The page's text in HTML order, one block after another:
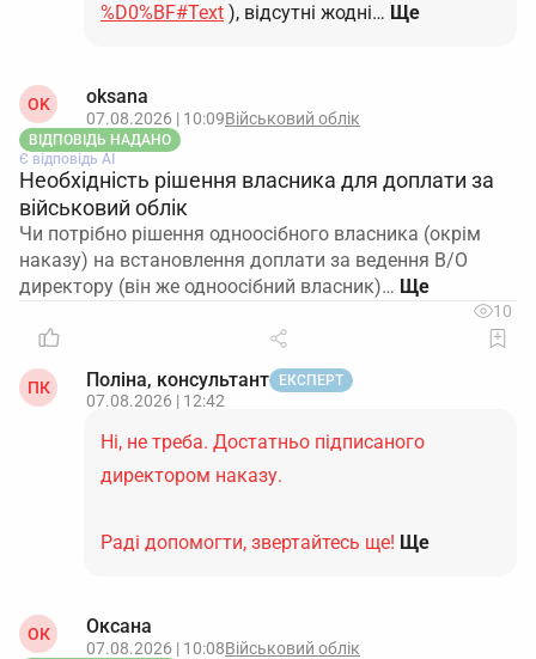
%D0%BF#Text ), відсутні жодні… Ще
OK oksana
07.08.2026 | 10:09Військовий облік
ВІДПОВІДЬ НАДАНО
Є відповідь АІ
Необхідність рішення власника для доплати за
військовий облік
Чи потрібно рішення одноосібного власника (окрім
наказу) на встановлення доплати за ведення В/О
директору (він же одноосібний власник)…
10
ПК Поліна, консультант ЕКСПЕРТ
07.08.2026 | 12:42
Ні, не треба. Достатньо підписаного
директором наказу.
Раді допомогти, звертайтесь ще! Ще
ОК Оксана
07.08.2026 | 10:08Військовий облік